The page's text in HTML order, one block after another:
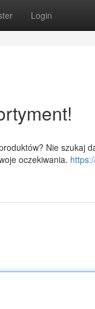
Login
Nie szukaj
oczekiwania.